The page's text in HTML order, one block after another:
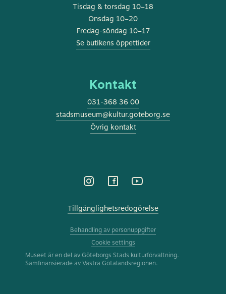
Tisdag & torsdag 10–18
Onsdag 10–20
Fredag-söndag 10–17
Se butikens öppettider
Kontakt
031-368 36 00
stadsmuseum@kultur.goteborg.se
Övrig kontakt
Tillgänglighetsredogörelse
Behandling av personuppgifter
Cookie settings
Museet är en del av Göteborgs Stads kulturförvaltning.
Samfinansierade av Västra Götalandsregionen.